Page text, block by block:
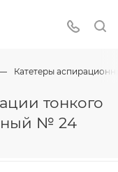
Катетеры
тонкого
№ 24